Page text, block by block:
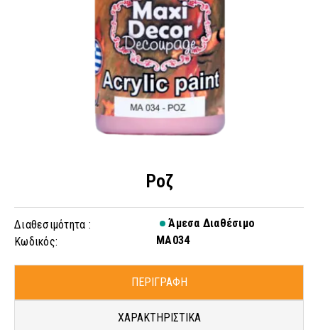
Ροζ
Διαθεσιμότητα :
Άμεσα Διαθέσιμο
Κωδικός:
MA034
ΠΕΡΙΓΡΑΦΗ
ΧΑΡΑΚΤΗΡΙΣΤΙΚΑ